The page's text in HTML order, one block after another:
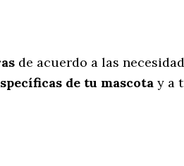
de acuerdo a las
de tu mascota y a